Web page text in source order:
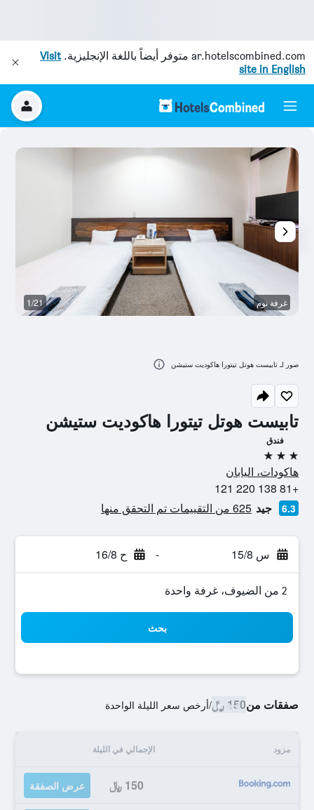
ar.hotelscombined.com متوفر أيضاً باللغة الإنجليزية.Visit
site in English
تابيست هوتل تيتورا هاكوديت ستيشن
فندق
3 نجوم
هاكودات، اليابان
+81 138 220 121
6.3 جيد 625 من التقييمات تم التحقق منها
س 15/8 - ح 16/8
2 من الضيوف، غرفة واحدة
بحث
صفقات من150 ﷼ /أرخص سعر الليلة الواحدة
مزود الإجمالي في الليلة
150 ﷼ عرض الصفقة
غرفة نوم 1/21
صور لـ تابيست هوتل تيتورا هاكوديت ستيشن